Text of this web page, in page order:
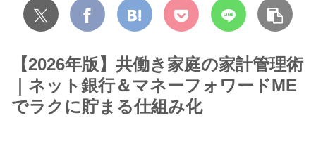
【2026年版】共働き家庭の家計管理術
｜ネット銀行＆マネーフォワードME
でラクに貯まる仕組み化